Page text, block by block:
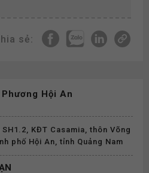
sẻ:
Hội An
KĐT Casamia, thôn Võng
phố Hội An, tỉnh Quảng Nam